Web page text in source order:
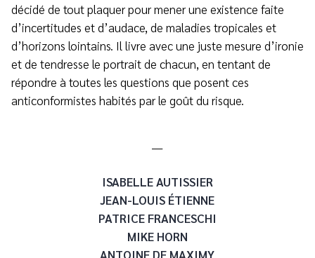
décidé de tout plaquer pour mener une existence faite
d’incertitudes et d’audace, de maladies tropicales et
d’horizons lointains. Il livre avec une juste mesure d’ironie
et de tendresse le portrait de chacun, en tentant de
répondre à toutes les questions que posent ces
anticonformistes habités par le goût du risque.
ISABELLE AUTISSIER
JEAN-LOUIS ÉTIENNE
PATRICE FRANCESCHI
MIKE HORN
ANTOINE DE MAXIMY